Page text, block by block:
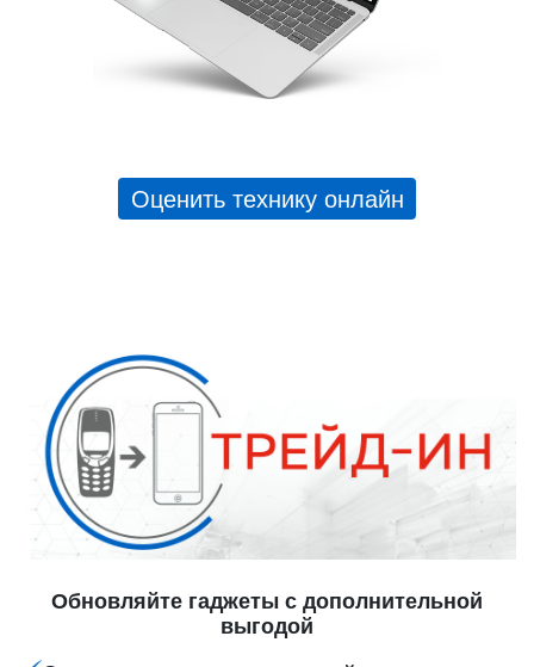
Оценить технику онлайн
Обновляйте гаджеты с дополнительной
выгодой